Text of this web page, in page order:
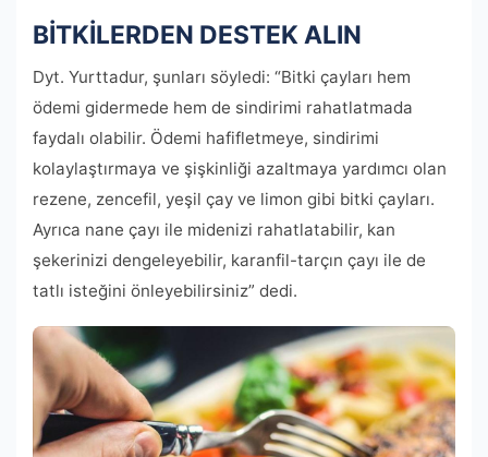
BİTKİLERDEN DESTEK ALIN
Dyt. Yurttadur, şunları söyledi: “Bitki çayları hem
ödemi gidermede hem de sindirimi rahatlatmada
faydalı olabilir. Ödemi hafifletmeye, sindirimi
kolaylaştırmaya ve şişkinliği azaltmaya yardımcı olan
rezene, zencefil, yeşil çay ve limon gibi bitki çayları.
Ayrıca nane çayı ile midenizi rahatlatabilir, kan
şekerinizi dengeleyebilir, karanfil-tarçın çayı ile de
tatlı isteğini önleyebilirsiniz” dedi.